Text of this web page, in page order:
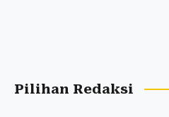
Pilihan Redaksi